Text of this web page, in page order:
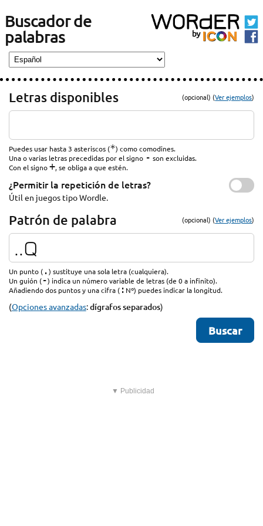
Buscador de
palabras
Letras disponibles (opcional) (Ver ejemplos)
Puedes usar hasta 3 asteriscos (*) como comodines.
Una o varias letras precedidas por el signo - son excluidas.
Con el signo+, se obliga a que estén.
¿Permitir la repetición de letras?
Útil en juegos tipo Wordle.
Patrón de palabra (opcional) (Ver ejemplos)
Un punto (.) sustituye una sola letra (cualquiera).
Un guión (-) indica un número variable de letras (de 0 a infinito).
Añadiendo dos puntos y una cifra (: Nº) puedes indicar la longitud.
(Opciones avanzadas:dígrafos separados)
▼ Publicidad